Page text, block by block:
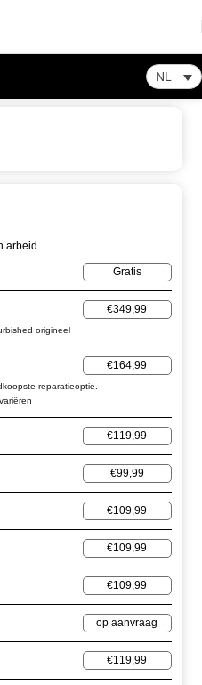
NL
arbeid.
Gratis
€349,99
origineel
€164,99
reparatieoptie.
€119,99
€99,99
€109,99
€109,99
€109,99
op aanvraag
€119,99